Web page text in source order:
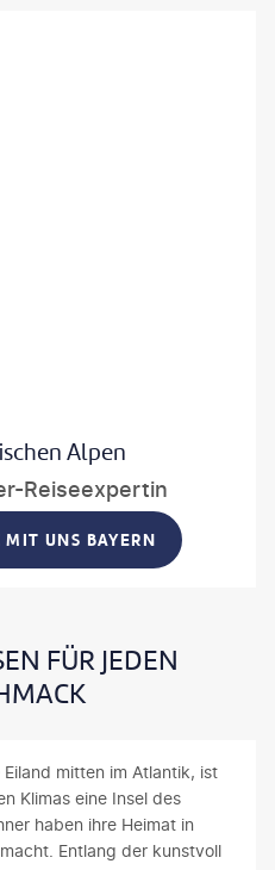
Alpen
Reiseexpertin
Die Region rund um
zählt zu meinen
wir nach kurzer Zeit
Kuhfluchtfälle. Über
(kleine Naturpools) stürzt
des Hohen Fricken. Wir
das besondere Glück,
wir schauten, eine tolle
Im Norden konnten wir den
MIT UNS BAYERN
FÜR JEDEN
mitten im Atlantik, ist
Klimas eine Insel des
haben ihre Heimat in
Entlang der kunstvoll